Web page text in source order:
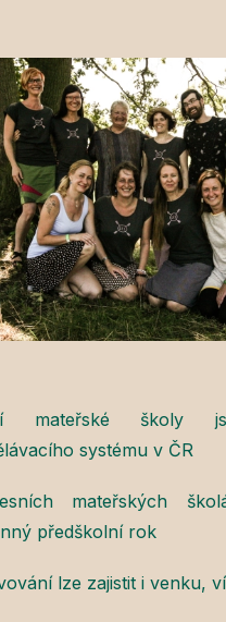
mateřské školy
systému v ČR
mateřských
předškolní rok
lze zajistit i venku,